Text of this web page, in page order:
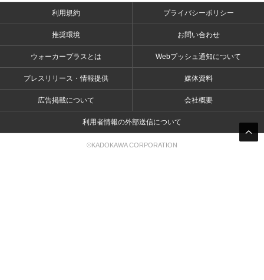
利用規約 プライバシーポリシー
推奨環境 お問い合わせ
ウォーカープラスとは Webプッシュ通知について
プレスリリース・情報提供 媒体資料
広告掲載について 会社概要
利用者情報の外部送信について
©KADOKAWA CORPORATION